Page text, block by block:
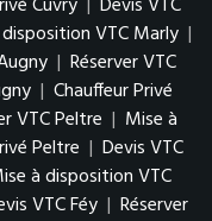
VTC Marly |
| Réserver VTC
| Chauffeur Privé
VTC Peltre | Mise à
Peltre | Devis VTC
à disposition VTC
VTC Féy | Réserver